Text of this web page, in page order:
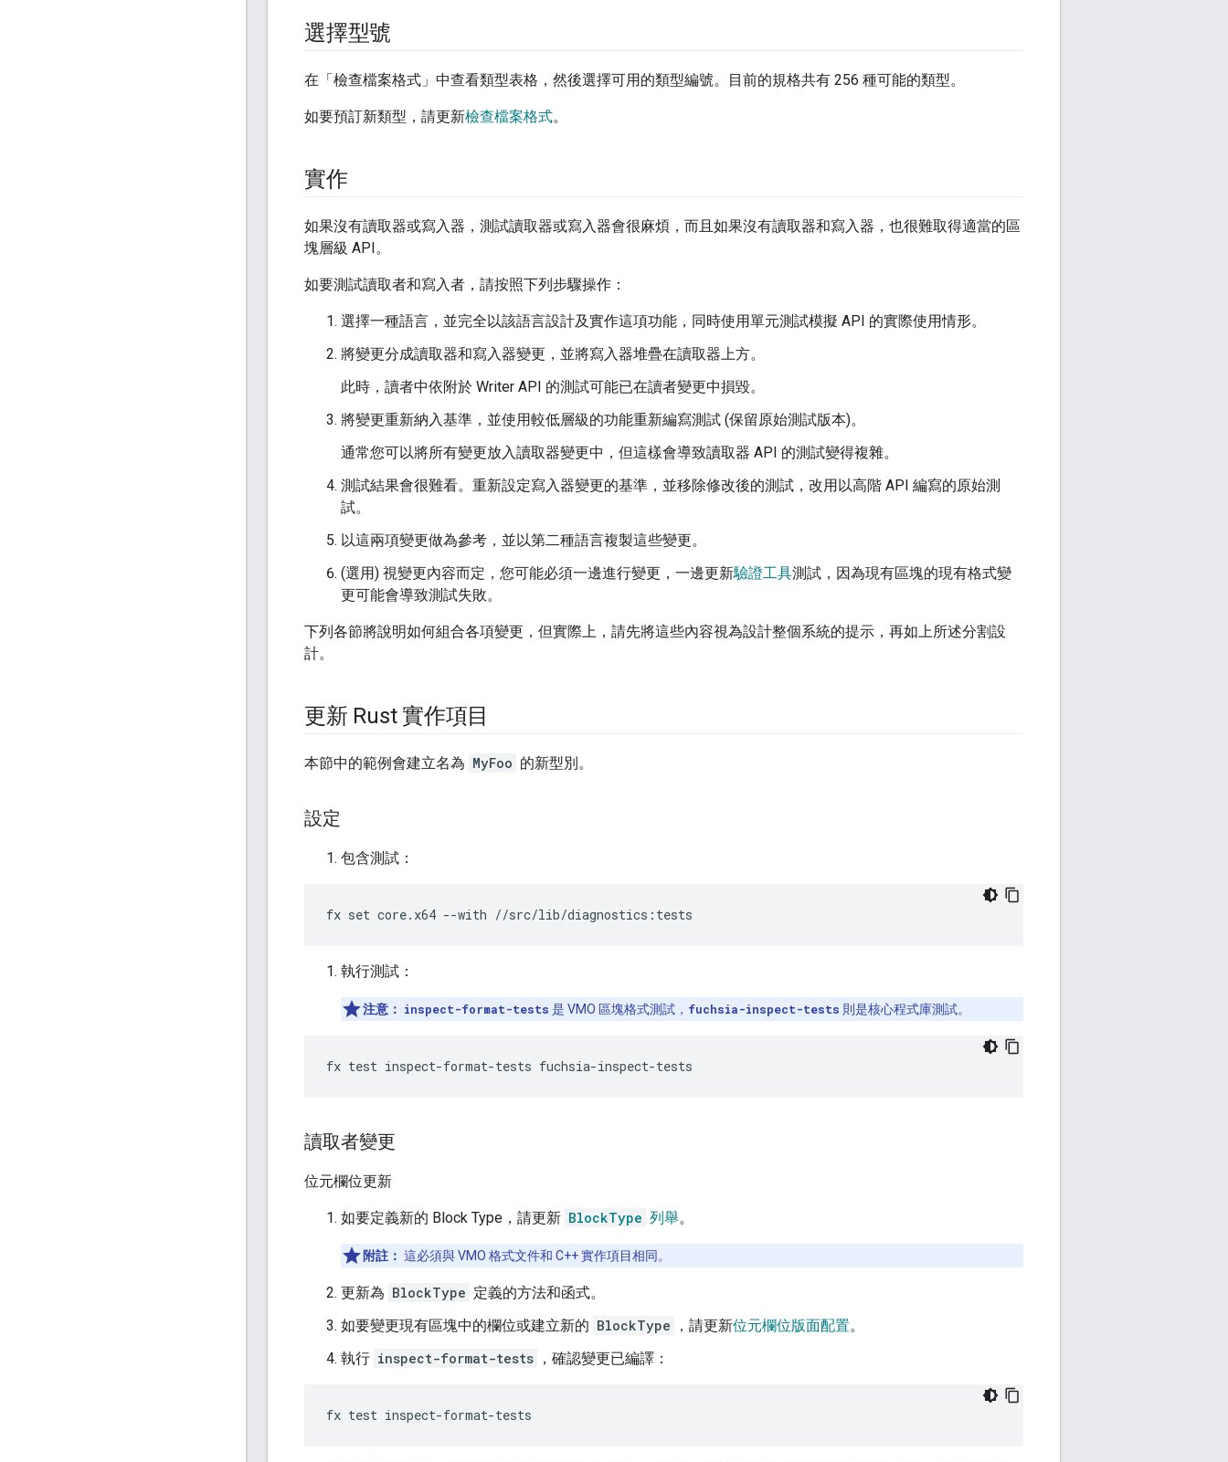
選擇型號
在「檢查檔案格式」 中查看類型表格，然後選擇可用的類型編號。目前的規格共有 256 種可能的類型。
如要預訂新類型，請更新檢查檔案格式。
實作
如果沒有讀取器或寫入器，測試讀取器或寫入器會很麻煩，而且如果沒有讀取器和寫入器，也很難取得適當的區
塊層級 API。
如要測試讀取者和寫入者，請按照下列步驟操作：
選擇一種語言，並完全以該語言設計及實作這項功能，同時使用單元測試模擬 API 的實際使用情形。
將變更分成讀取器和寫入器變更，並將寫入器堆疊在讀取器上方。
此時，讀者中依附於 Writer API 的測試可能已在讀者變更中損毀。
將變更重新納入基準，並使用較低層級的功能重新編寫測試 (保留原始測試版本)。
通常您可以將所有變更放入讀取器變更中，但這樣會導致讀取器 API 的測試變得複雜。
測試結果會很難看。重新設定寫入器變更的基準，並移除修改後的測試，改用以高階 API 編寫的原始測
試。
以這兩項變更做為參考，並以第二種語言複製這些變更。
(選用) 視變更內容而定，您可能必須一邊進行變更，一邊更新驗證工具測試，因為現有區塊的現有格式變
更可能會導致測試失敗。
下列各節將說明如何組合各項變更，但實際上，請先將這些內容視為設計整個系統的提示，再如上所述分割設
計。
更新 Rust 實作項目
本節中的範例會建立名為 MyFoo 的新型別。
設定
包含測試：
執行測試：
注意： inspect-format-tests 是 VMO 區塊格式測試， fuchsia-inspect-tests 則是核心程式庫測試。
讀取者變更
位元欄位更新
如要定義新的 Block Type，請更新 BlockType 列舉。
附註： 這必須與 VMO 格式文件和 C++ 實作項目相同。
更新為 BlockType 定義的方法和函式。
如要變更現有區塊中的欄位或建立新的 BlockType ，請更新位元欄位版面配置。
執行 inspect-format-tests ，確認變更已編譯：